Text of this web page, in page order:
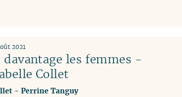
les femmes -
Collet
2021
- Perrine Tanguy